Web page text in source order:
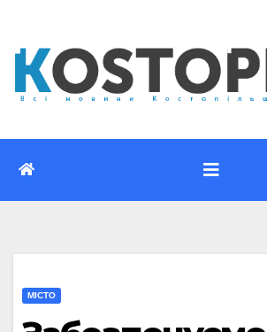
вмісту
МІСТО